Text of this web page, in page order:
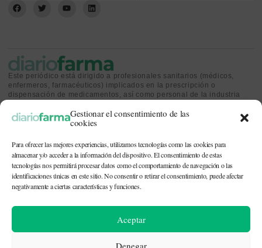
Gestionar el consentimiento de las
cookies
Para ofrecer las mejores experiencias, utilizamos tecnologías como las cookies para
almacenar y/o acceder a la información del dispositivo. El consentimiento de estas
tecnologías nos permitirá procesar datos como el comportamiento de navegación o las
identificaciones únicas en este sitio. No consentir o retirar el consentimiento, puede afectar
negativamente a ciertas características y funciones.
Aceptar
Denegar
Este periódico está dirigido a profesionales sanitarios (médicos,
enfermeros, farmacéuticos) implicados en la prescripción o
dispensación de medicamentos, así como personal de la industria
sanitaria.
CONTACTO Y QUIÉNES SOMOS|POLÍTICA DE COOKIES|POLÍTICA DE
© 2026. Todos los derechos reservados. |
| Recursos
fotográficos: depositphotos